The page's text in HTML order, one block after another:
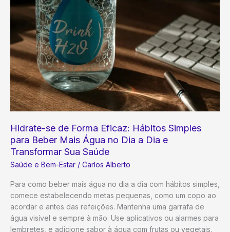
para
Quem
Trabalha
Sentado
Hidrate-se de Forma Eficaz: Hábitos Simples
para Beber Mais Água no Dia a Dia e
Transformar Sua Saúde
Saúde e Bem-Estar / Carlos Alberto
Para como beber mais água no dia a dia com hábitos simples,
comece estabelecendo metas pequenas, como um copo ao
acordar e antes das refeições. Mantenha uma garrafa de
água visível e sempre à mão. Use aplicativos ou alarmes para
lembretes, e adicione sabor à água com frutas ou vegetais.